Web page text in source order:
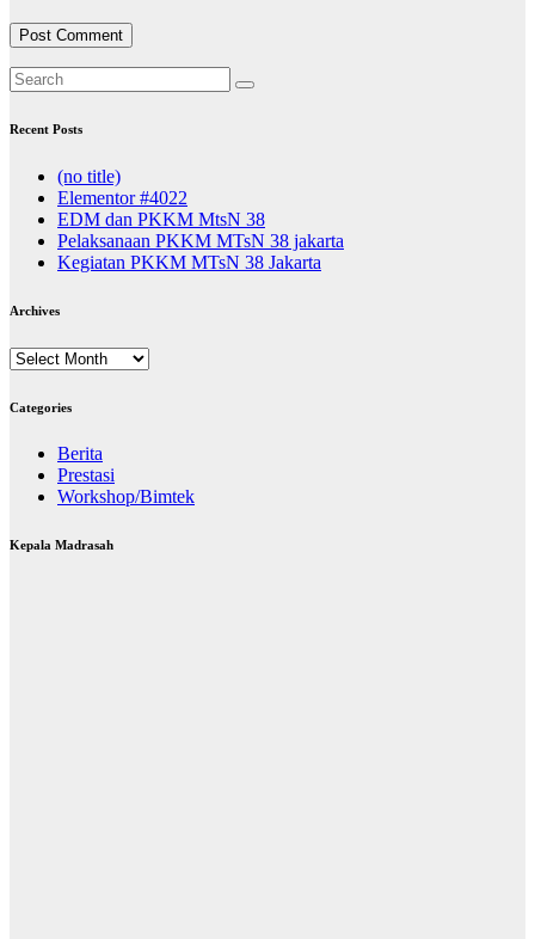
Recent Posts
(no title)
Elementor #4022
EDM dan PKKM MtsN 38
Pelaksanaan PKKM MTsN 38 jakarta
Kegiatan PKKM MTsN 38 Jakarta
Archives
Archives
Categories
Berita
Prestasi
Workshop/Bimtek
Kepala Madrasah